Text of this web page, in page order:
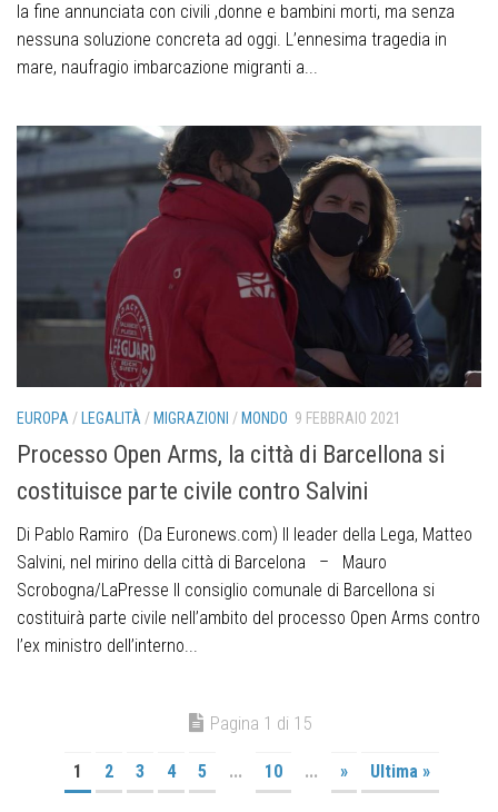
la fine annunciata con civili ,donne e bambini morti, ma senza
nessuna soluzione concreta ad oggi. L’ennesima tragedia in
mare, naufragio imbarcazione migranti a...
EUROPA / LEGALITÀ / MIGRAZIONI / MONDO 9 FEBBRAIO 2021
Processo Open Arms, la città di Barcellona si
costituisce parte civile contro Salvini
Di Pablo Ramiro (Da Euronews.com) Il leader della Lega, Matteo
Salvini, nel mirino della città di Barcelona – Mauro
Scrobogna/LaPresse Il consiglio comunale di Barcellona si
costituirà parte civile nell’ambito del processo Open Arms contro
l’ex ministro dell’interno...
Pagina 1 di 15
1 2 3 4 5 ... 10 ... » Ultima »